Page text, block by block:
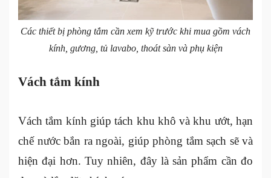
Các thiết bị phòng tắm cần xem kỹ trước khi mua gồm vách
kính, gương, tủ lavabo, thoát sàn và phụ kiện
Vách tắm kính
Vách tắm kính giúp tách khu khô và khu ướt, hạn
chế nước bắn ra ngoài, giúp phòng tắm sạch sẽ và
hiện đại hơn. Tuy nhiên, đây là sản phẩm cần đo